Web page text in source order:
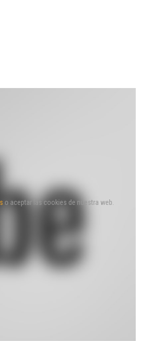
o aceptar las cookies de nuestra web.